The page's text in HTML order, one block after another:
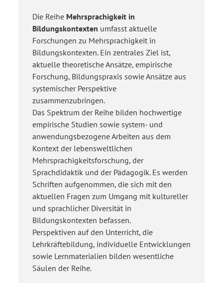
Die Reihe Mehrsprachigkeit in
Bildungskontexten umfasst aktuelle
Forschungen zu Mehrsprachigkeit in
Bildungskontexten. Ein zentrales Ziel ist,
aktuelle theoretische Ansätze, empirische
Forschung, Bildungspraxis sowie Ansätze aus
systemischer Perspektive
zusammenzubringen.
Das Spektrum der Reihe bilden hochwertige
empirische Studien sowie system- und
anwendungsbezogene Arbeiten aus dem
Kontext der lebensweltlichen
Mehrsprachigkeitsforschung, der
Sprachdidaktik und der Pädagogik. Es werden
Schriften aufgenommen, die sich mit den
aktuellen Fragen zum Umgang mit kultureller
und sprachlicher Diversität in
Bildungskontexten befassen.
Perspektiven auf den Unterricht, die
Lehrkräftebildung, individuelle Entwicklungen
sowie Lernmaterialien bilden wesentliche
Säulen der Reihe.